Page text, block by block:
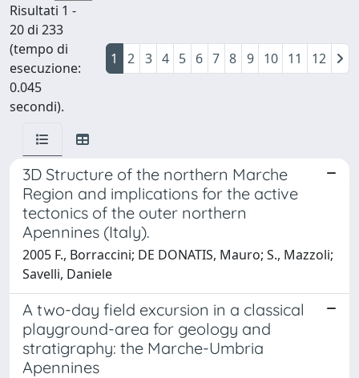
Risultati 1 -
20 di 233
(tempo di
esecuzione:
0.045
secondi).
1 2 3 4 5 6 7 8 9 10 11 12
3D Structure of the northern Marche
Region and implications for the active
tectonics of the outer northern
Apennines (Italy).
2005 F., Borraccini; DE DONATIS, Mauro; S., Mazzoli;
Savelli, Daniele
A two-day field excursion in a classical
playground-area for geology and
stratigraphy: the Marche-Umbria
Apennines